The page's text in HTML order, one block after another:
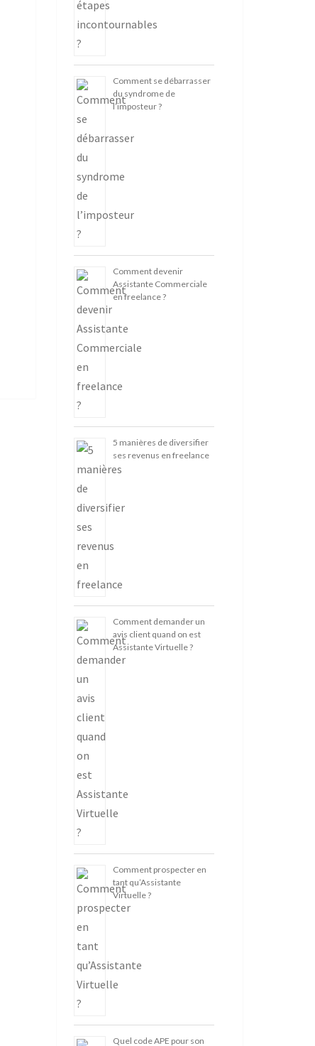
Comment se débarrasser
du syndrome de
l’imposteur ?
Comment devenir
Assistante Commerciale
en freelance ?
5 manières de diversifier
ses revenus en freelance
Comment demander un
avis client quand on est
Assistante Virtuelle ?
Comment prospecter en
tant qu’Assistante
Virtuelle ?
Quel code APE pour son